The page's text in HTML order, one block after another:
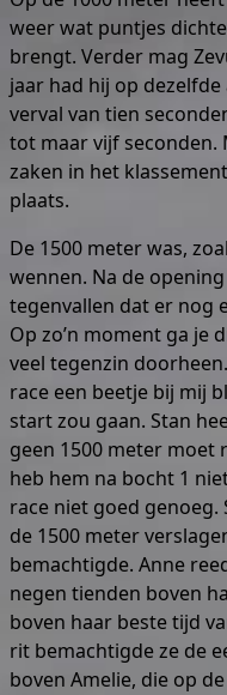
weer wat puntjes
brengt. Verder mag
jaar had hij op
verval van tien
tot maar vijf
zaken in het
plaats.
De 1500 meter was,
wennen. Na de
tegenvallen dat er nog
Op zo’n moment ga je
veel tegenzin
race een beetje bij mij
start zou gaan. Stan
geen 1500 meter
heb hem na bocht 1
race niet goed genoeg.
de 1500 meter
bemachtigde. Anne
negen tienden boven
boven haar beste tijd
rit bemachtigde ze de
boven Amelie, die op